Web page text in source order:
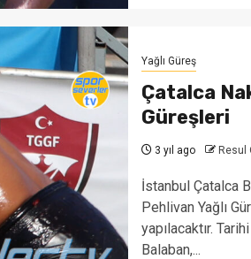
Yağlı Güreş
Çatalca
Güreşleri
3 yıl ago Resul
İstanbul Çatalca
Pehlivan Yağlı
yapılacaktır.
Balaban,...